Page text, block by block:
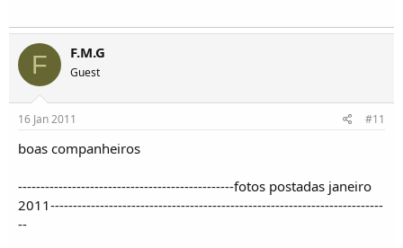
F F.M.G
Guest
16 Jan 2011 #11
boas companheiros
------------------------------------------------fotos postadas janeiro
2011--------------------------------------------------------------------------
--